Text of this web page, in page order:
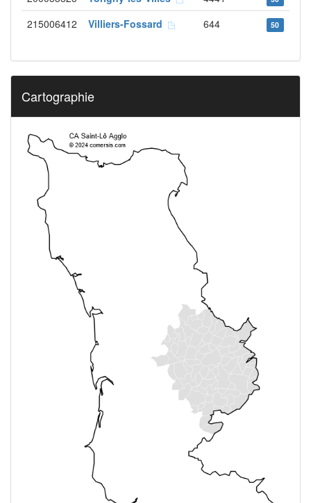
215006412 Villiers-Fossard 644 50
Cartographie